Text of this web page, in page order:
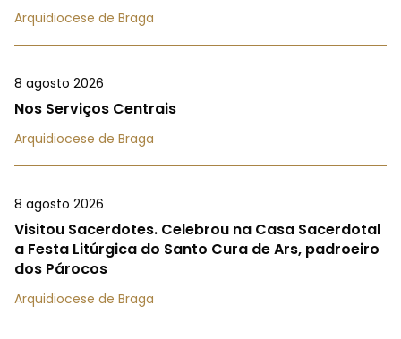
Arquidiocese de Braga
8 agosto 2026
Nos Serviços Centrais
Arquidiocese de Braga
8 agosto 2026
Visitou Sacerdotes. Celebrou na Casa Sacerdotal
a Festa Litúrgica do Santo Cura de Ars, padroeiro
dos Párocos
Arquidiocese de Braga